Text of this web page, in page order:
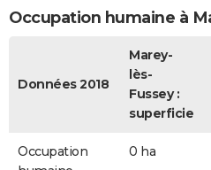
Occupation humaine à
Données 2018
Marey-
lès-
Fussey :
superficie
Occupation
0 ha